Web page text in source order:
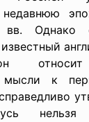
недавнюю
Однако
относит
мысли к
нельзя